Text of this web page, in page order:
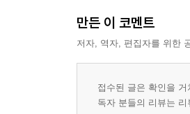
- 자기관리
- 관계인식
- 관계관리
- 공동체 가치의 인식 및
- 정신건강 인식 및 관리
만든 이 코멘트
저자, 역자, 편집자를 위한
접수된 글은 확인을
독자 분들의 리뷰는